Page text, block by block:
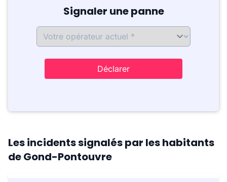
Signaler une panne
Déclarer
Les incidents signalés par les habitants
de Gond-Pontouvre